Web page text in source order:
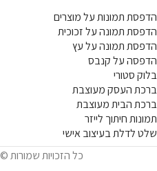
הדפסת תמונות על מוצרים
הדפסת תמונה על זכוכית
הדפסת תמונה על עץ
הדפסה על קנבס
בלוק סטורי
ברכת העסק מעוצבת
ברכת הבית מעוצבת
תמונות חיתוך לייזר
שלט לדלת בעיצוב אישי
כל הזכויות שמורות © 2022 | ספידפרינט